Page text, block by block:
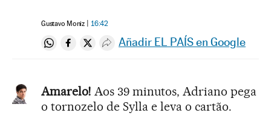
Gustavo Moniz 16:42
Compartir en Whatsapp
Compartir en Facebook
Compartir en Twitter
Desplegar Redes Sociales
Añadir EL PAÍS en Google
Amarelo! Aos 39 minutos, Adriano pega
o tornozelo de Sylla e leva o cartão.